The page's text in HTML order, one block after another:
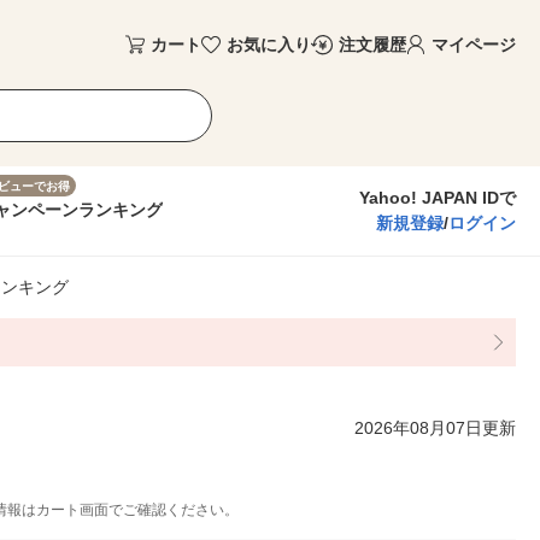
カート お気に入り 注文履歴 マイページ
ューでお得
ンペーンランキング
Yahoo! JAPAN IDで
新規登録/ログイン
キング
2026年08月07日更新
はカート画面でご確認ください。